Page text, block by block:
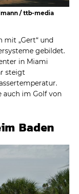
/ ttb-media
mit „Gert“ und
gebildet.
in Miami
steigt
auch im Golf von
Baden